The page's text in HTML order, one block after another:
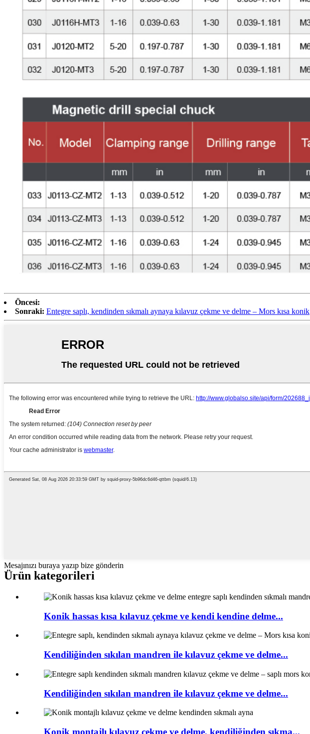
Öncesi:
Sonraki: Entegre saplı, kendinden sıkmalı aynaya kılavuz çekme ve delme – Mors kısa konik
Mesajınızı buraya yazıp bize gönderin
Ürün kategorileri
Konik hassas kısa kılavuz çekme ve kendi kendine delme...
Kendiliğinden sıkılan mandren ile kılavuz çekme ve delme...
Kendiliğinden sıkılan mandren ile kılavuz çekme ve delme...
Konik montajlı kılavuz çekme ve delme, kendiliğinden sıkma...